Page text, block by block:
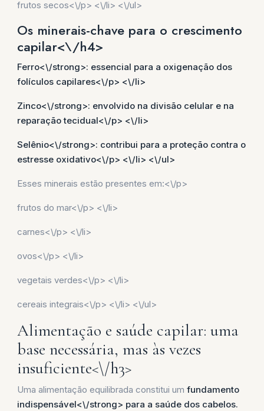
frutos secos<\/p> <\/li> <\/ul>
Os minerais-chave para o crescimento
capilar<\/h4>
Ferro<\/strong>: essencial para a oxigenação dos
folículos capilares<\/p> <\/li>
Zinco<\/strong>: envolvido na divisão celular e na
reparação tecidual<\/p> <\/li>
Selênio<\/strong>: contribui para a proteção contra o
estresse oxidativo<\/p> <\/li> <\/ul>
Esses minerais estão presentes em:<\/p>
frutos do mar<\/p> <\/li>
carnes<\/p> <\/li>
ovos<\/p> <\/li>
vegetais verdes<\/p> <\/li>
cereais integrais<\/p> <\/li> <\/ul>
Alimentação e saúde capilar: uma
base necessária, mas às vezes
insuficiente<\/h3>
Uma alimentação equilibrada constitui um fundamento
indispensável<\/strong> para a saúde dos cabelos.